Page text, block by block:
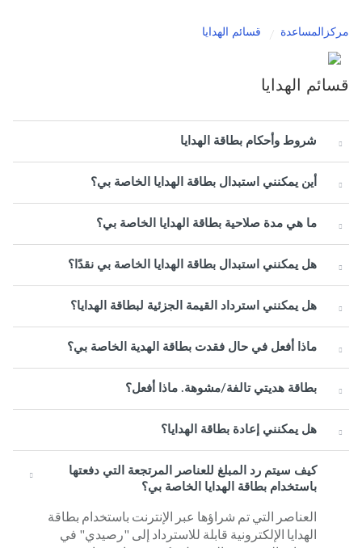
مركزالمساعدة قسائم الهدايا
قسائم الهدايا
شروط وأحكام بطاقة الهدايا
أين يمكنني استبدال بطاقة الهدايا الخاصة بي؟
ما هي مدة صلاحية بطاقة الهدايا الخاصة بي؟
هل يمكنني استبدال بطاقة الهدايا الخاصة بي نقدًا؟
هل يمكنني استرداد القيمة الجزئية لبطاقة الهدايا؟
ماذا أفعل في حال فقدت بطاقة الهدية الخاصة بي؟
بطاقة هديتي تالفة/مشوهة. ماذا أفعل؟
هل يمكنني إعادة بطاقة الهدايا؟
كيف سيتم رد المبلغ للعناصر المرتجعة التي دفعتها
باستخدام بطاقة الهدايا الخاصة بي؟
العناصر التي تم شراؤها عبر الإنترنت باستخدام بطاقة
الهدايا الإلكترونية قابلة للاسترداد إلى "رصيدي" في